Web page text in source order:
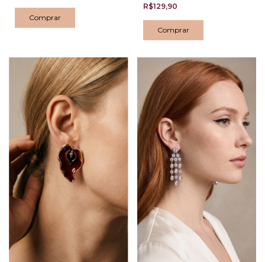
R$129,90